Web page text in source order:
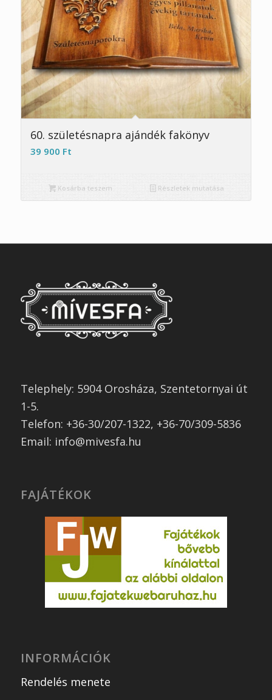
5.00
60. születésnapra ajándék fakönyv
39 900 Ft
Kosárba teszem Részletek mutatása
Telephely: 5904 Orosháza, Szentetornyai út
1-5.
Telefon: +36-30/207-1322, +36-70/309-5836
Email: info@mivesfa.hu
FAJÁTÉKOK
INFORMÁCIÓK
Rendelés menete